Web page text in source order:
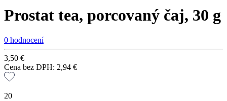
Prostat tea, porcovaný čaj, 30 g
0 hodnocení
3,50 €
Cena bez DPH: 2,94 €
20